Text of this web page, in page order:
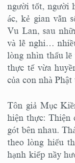
người tốt, người
ác, kẻ gian vẫn
Vu Lan, sau
và lễ nghi…
lòng nhìn thấu lẽ
thực tế vừa
của con nhà
Tôn giả Mục
hiện thực: Thiện
gót bên nhau.
theo lòng hiếu
hạnh kiếp nầy